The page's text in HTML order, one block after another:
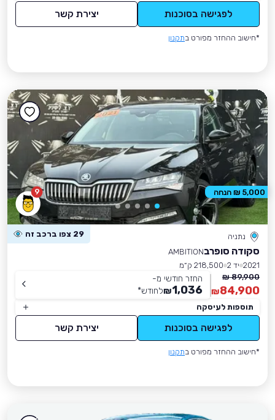
לפגישה בסוכנות יצירת קשר
*חישוב ההחזר מפורט בתקנון
9
נתניה 29 צפו ברכב זה
סקודה סופרבAMBITION
2021 יד 2
218,500 ק״מ
89,900 ₪
84,900
₪
החזר חודשי מ-
1,036
₪לחודש*
תוספות לעיסקה
לפגישה בסוכנות יצירת קשר
*חישוב ההחזר מפורט בתקנון
5,000 ₪ הנחה